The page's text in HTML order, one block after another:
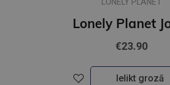
LONELY PLANET
€23.90
Ielikt grozā